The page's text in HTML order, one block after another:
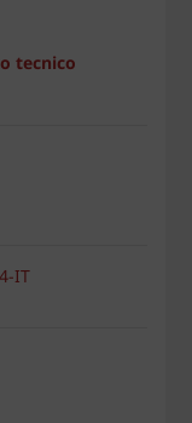
tecnico
IT